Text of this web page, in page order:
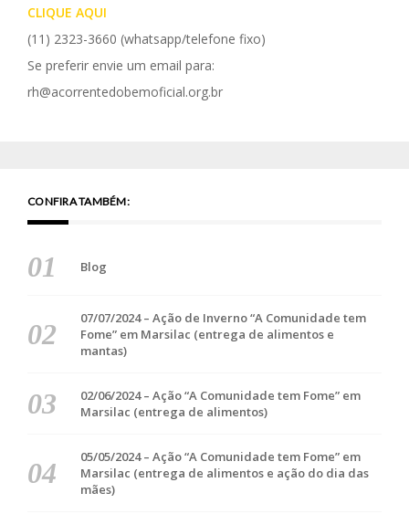
CLIQUE AQUI
(11) 2323-3660 (whatsapp/telefone fixo)
Se preferir envie um email para:
rh@acorrentedobemoficial.org.br
CONFIRA TAMBÉM:
Blog
07/07/2024 – Ação de Inverno “A Comunidade tem
Fome” em Marsilac (entrega de alimentos e
mantas)
02/06/2024 – Ação “A Comunidade tem Fome” em
Marsilac (entrega de alimentos)
05/05/2024 – Ação “A Comunidade tem Fome” em
Marsilac (entrega de alimentos e ação do dia das
mães)